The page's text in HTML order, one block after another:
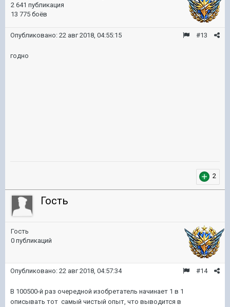
2 641 публикация
13 775 боёв
#13
Опубликовано: 22 авг 2018, 04:55:15
годно
2
Гость
Гость
0 публикаций
#14
Опубликовано: 22 авг 2018, 04:57:34
В 100500-й раз очередной изобретатель начинает 1 в 1
описывать тот самый чистый опыт, что выводится в